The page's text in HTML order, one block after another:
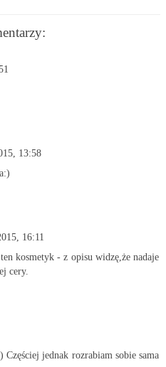
13:58
16:11
kosmetyk - z opisu widzę,że nadaje
cery.
jednak rozrabiam sobie sama